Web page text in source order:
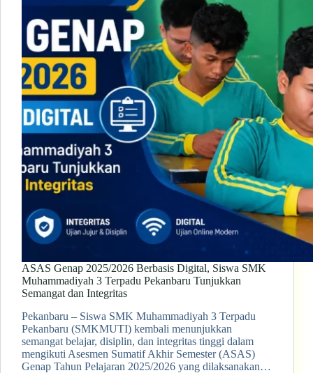
ASAS Genap 2025/2026 Berbasis Digital, Siswa SMK
Muhammadiyah 3 Terpadu Pekanbaru Tunjukkan
Semangat dan Integritas
Pekanbaru – Siswa SMK Muhammadiyah 3 Terpadu
Pekanbaru (SMKMUTI) kembali menunjukkan
semangat belajar, disiplin, dan integritas tinggi dalam
mengikuti Asesmen Sumatif Akhir Semester (ASAS)
Genap Tahun Pelajaran 2025/2026 yang dilaksanakan…